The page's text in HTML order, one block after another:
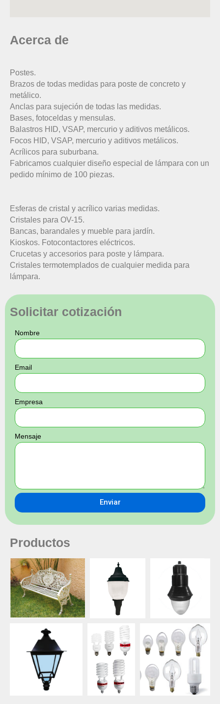
Acerca de
Postes.
Brazos de todas medidas para poste de concreto y
metálico.
Anclas para sujeción de todas las medidas.
Bases, fotoceldas y mensulas.
Balastros HID, VSAP, mercurio y aditivos metálicos.
Focos HID, VSAP, mercurio y aditivos metálicos.
Acrílicos para suburbana.
Fabricamos cualquier diseño especial de lámpara con un
pedido mínimo de 100 piezas.
Esferas de cristal y acrílico varias medidas.
Cristales para OV-15.
Bancas, barandales y mueble para jardín.
Kioskos. Fotocontactores eléctricos.
Crucetas y accesorios para poste y lámpara.
Cristales termotemplados de cualquier medida para
lámpara.
Solicitar cotización
Nombre
Email
Empresa
Mensaje
Enviar
Productos